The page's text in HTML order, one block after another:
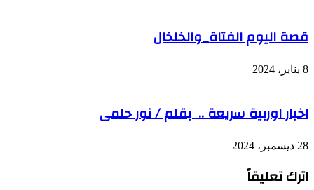
قصة اليوم الفتاة_والخلخال
8 يناير، 2024
اخبار اوربية سريعة .. بقلم / نور حلمى
28 ديسمبر، 2024
اترك تعليقاً